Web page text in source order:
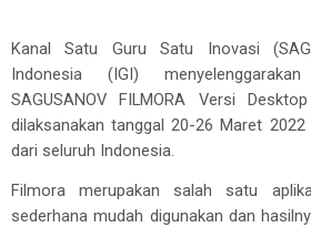
Kanal Satu Guru Satu Inovasi
Indonesia (IGI)
SAGUSANOV FILMORA Versi
dilaksanakan tanggal 20-26 Maret
dari seluruh Indonesia.
Filmora merupakan salah satu
sederhana mudah digunakan dan